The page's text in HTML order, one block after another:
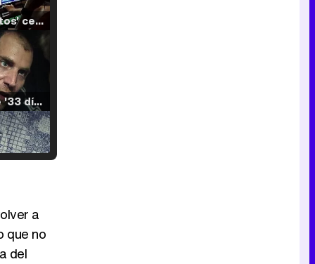
'120 Minutos' celebra sus 2.000 programas en Telemadrid con un vídeo del día a día en la redacción
Tráiler de '33 días', la nueva serie de Atresplayer con Julián Villagrán y José Manuel Poga
a
que no
del